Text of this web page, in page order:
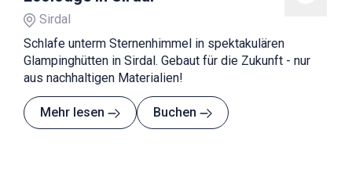
Sirdal
Schlafe unterm Sternenhimmel in spektakulären
Glampinghütten in Sirdal. Gebaut für die Zukunft - nur
aus nachhaltigen Materialien!
Mehr lesen Buchen